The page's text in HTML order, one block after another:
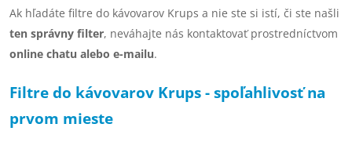
p
i
s
u
Ak hľadáte filtre do kávovarov Krups a nie ste si istí, či ste našli
ten správny filter, neváhajte nás kontaktovať prostredníctvom
online chatu alebo e-mailu.
Filtre do kávovarov Krups - spoľahlivosť na
prvom mieste